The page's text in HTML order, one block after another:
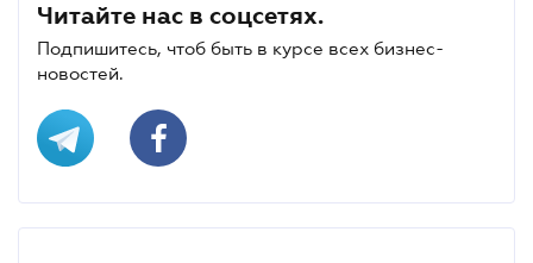
Читайте нас в соцсетях.
Подпишитесь, чтоб быть в курсе всех бизнес-
новостей.